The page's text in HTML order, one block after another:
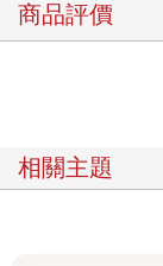
商品評價
相關主題